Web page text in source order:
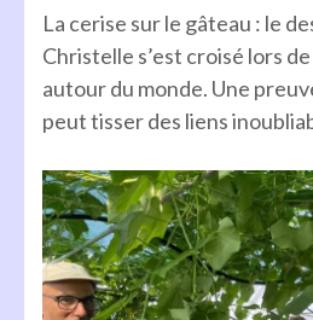
La cerise sur le gâteau : le
Christelle s’est croisé lors
autour du monde. Une
peut tisser des liens